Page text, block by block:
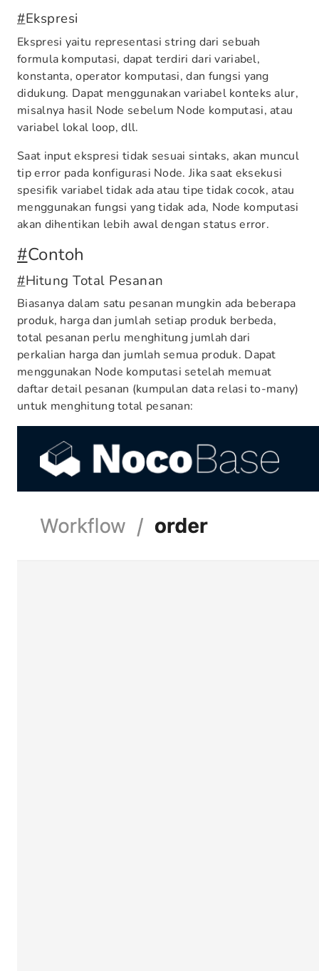
#Ekspresi
Ekspresi yaitu representasi string dari sebuah
formula komputasi, dapat terdiri dari variabel,
konstanta, operator komputasi, dan fungsi yang
didukung. Dapat menggunakan variabel konteks alur,
misalnya hasil Node sebelum Node komputasi, atau
variabel lokal loop, dll.
Saat input ekspresi tidak sesuai sintaks, akan muncul
tip error pada konfigurasi Node. Jika saat eksekusi
spesifik variabel tidak ada atau tipe tidak cocok, atau
menggunakan fungsi yang tidak ada, Node komputasi
akan dihentikan lebih awal dengan status error.
#Contoh
#Hitung Total Pesanan
Biasanya dalam satu pesanan mungkin ada beberapa
produk, harga dan jumlah setiap produk berbeda,
total pesanan perlu menghitung jumlah dari
perkalian harga dan jumlah semua produk. Dapat
menggunakan Node komputasi setelah memuat
daftar detail pesanan (kumpulan data relasi to-many)
untuk menghitung total pesanan: